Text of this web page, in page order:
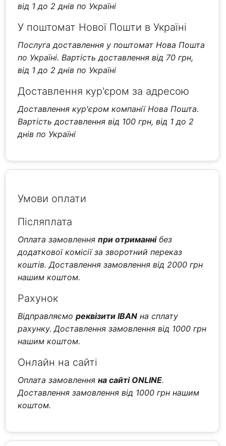
від 1 до 2 днів по Україні
У поштомат Нової Пошти в Україні
Послуга доставлення у поштомат Нова Пошта
по Україні. Вартість доставлення від 70 грн,
від 1 до 2 днів по Україні
Доставлення кур'єром за адресою
Доставлення кур'єром компанії Нова Пошта.
Вартість доставлення від 100 грн, від 1 до 2
днів по Україні
Умови оплати
Післяплата
Оплата замовленняпри отриманнібез
додаткової комісії за зворотний переказ
коштів. Доставлення замовлення від 2000 грн
нашим коштом.
Рахунок
Відправляємореквізити IBAN на сплату
рахунку. Доставлення замовлення від 1000 грн
нашим коштом.
Онлайн на сайті
Оплата замовленняна сайті ONLINE.
Доставлення замовлення від 1000 грн нашим
коштом.